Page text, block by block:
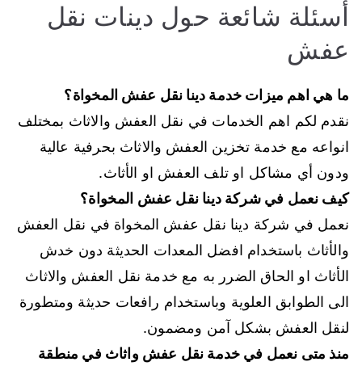
أسئلة شائعة حول دينات نقل
عفش
ما هي اهم ميزات خدمة دينا نقل عفش المخواة؟
نقدم لكم اهم الخدمات في نقل العفش والاثاث بمختلف
انواعه مع خدمة تخزين العفش والاثاث بحرفية عالية
ودون أي مشاكل او تلف العفش او الأثاث.
كيف نعمل في شركة دينا نقل عفش المخواة؟
نعمل في شركة دينا نقل عفش المخواة في نقل العفش
والأثاث باستخدام افضل المعدات الحديثة دون خدش
الأثاث او الحاق الضرر به مع خدمة نقل العفش والاثاث
الى الطوابق العلوية وباستخدام رافعات حديثة ومتطورة
لنقل العفش بشكل آمن ومضمون.
منذ متى نعمل في خدمة نقل عفش واثاث في منطقة